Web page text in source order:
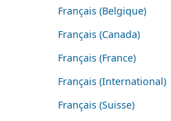
Français (Belgique)
Français (Canada)
Français (France)
Français (International)
Français (Suisse)